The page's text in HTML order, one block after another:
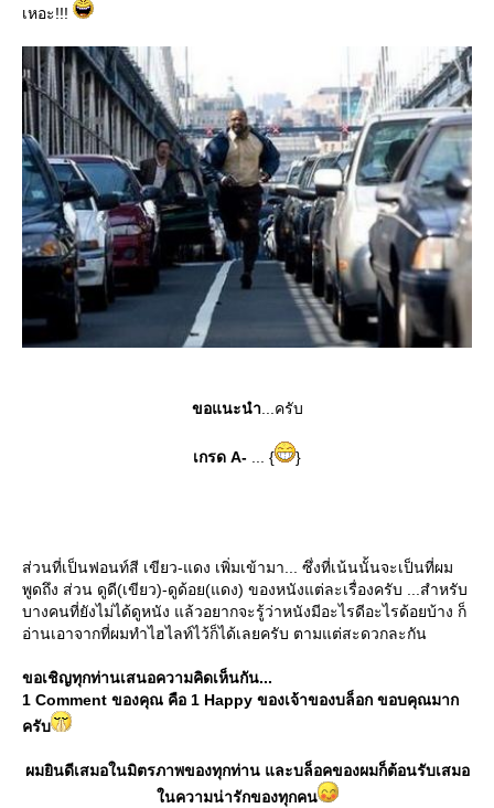
เหอะ!!!
ขอแนะนำ...ครับ
เกรด A- ... { }
ส่วนที่เป็นฟอนท์สี เขียว-แดง เพิ่มเข้ามา... ซึ่งที่เน้นนั้นจะเป็นที่ผม
พูดถึง ส่วน ดูดี(เขียว)-ดูด้อย(แดง) ของหนังแต่ละเรื่องครับ ...สำหรับ
บางคนที่ยังไม่ได้ดูหนัง แล้วอยากจะรู้ว่าหนังมีอะไรดีอะไรด้อยบ้าง ก็
อ่านเอาจากที่ผมทำไฮไลท์ไว้ก็ได้เลยครับ ตามแต่สะดวกละกัน
ขอเชิญทุกท่านเสนอความคิดเห็นกัน...
1 Comment ของคุณ คือ 1 Happy ของเจ้าของบล็อก ขอบคุณมาก
ครับ
ผมยินดีเสมอในมิตรภาพของทุกท่าน และบล็อคของผมก็ต้อนรับเสมอ
นความน่ารักของทุกคน